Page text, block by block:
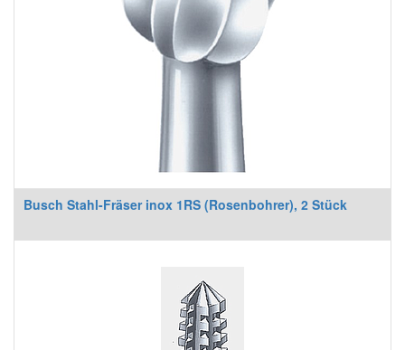
Busch Stahl-Fräser inox 1RS (Rosenbohrer), 2 Stück